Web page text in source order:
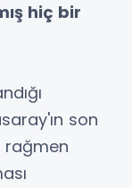
hiç bir
son
rağmen